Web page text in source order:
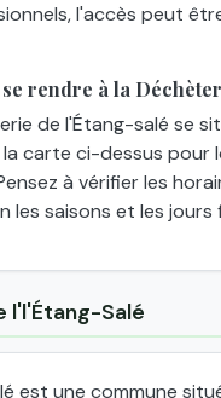
l'accès peut
rendre à la
de l'Étang-salé se
carte ci-dessus pour
à vérifier les
les saisons et les jours
l'l'Étang-Salé
est une commune